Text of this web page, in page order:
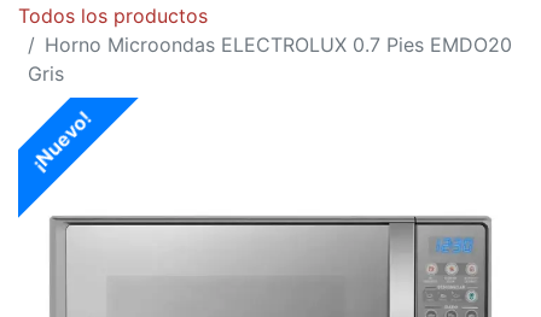
Todos los productos
Horno Microondas ELECTROLUX 0.7 Pies EMDO20
Gris
¡Nuevo!